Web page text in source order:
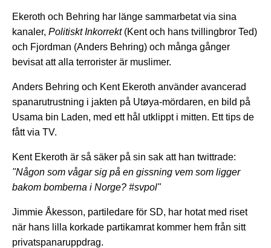
Ekeroth och Behring har länge sammarbetat via sina
kanaler, Politiskt Inkorrekt(Kent och hans tvillingbror Ted)
och Fjordman (Anders Behring) och många gånger
bevisat att alla terrorister är muslimer.
Anders Behring och Kent Ekeroth använder avancerad
spanarutrustning i jakten på Utøya-mördaren, en bild på
Usama bin Laden, med ett hål utklippt i mitten. Ett tips de
fått via TV.
Kent Ekeroth är så säker på sin sak att han twittrade:
"Någon som vågar sig på en gissning vem som ligger
bakom bomberna i Norge? #svpol"
Jimmie Åkesson, partiledare för SD, har hotat med riset
när hans lilla korkade partikamrat kommer hem från sitt
privatspanaruppdrag.